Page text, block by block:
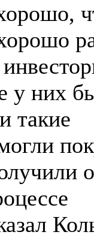
у них
такие